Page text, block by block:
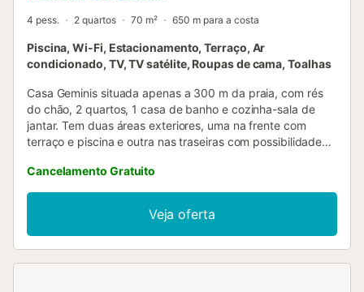
4 pess. 2 quartos 70 m² 650 m para a costa
Piscina, Wi-Fi, Estacionamento, Terraço, Ar
condicionado, TV, TV satélite, Roupas de cama, Toalhas
Casa Geminis situada apenas a 300 m da praia, com rés
do chão, 2 quartos, 1 casa de banho e cozinha-sala de
jantar. Tem duas áreas exteriores, uma na frente com
terraço e piscina e outra nas traseiras com possibilidade
vedada. Os cães são bem-vindos! Possibilidade de
reservar cadeira de bebé e berço dobrável, mediante
disponibilidade. A casa dispõe ainda de ar condicionado
na sala de jantar. Este serviço é opcional e pode ser
reservado no dia da chegada com um custo de 15,--€/dia,
Cancelamento Gratuito
Veja oferta